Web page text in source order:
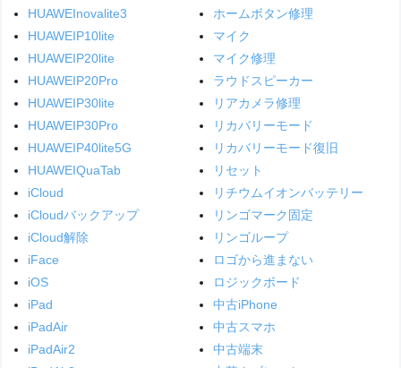
HUAWEInovalite3
HUAWEIP10lite
HUAWEIP20lite
HUAWEIP20Pro
HUAWEIP30lite
HUAWEIP30Pro
HUAWEIP40lite5G
HUAWEIQuaTab
iCloud
iCloudバックアップ
iCloud解除
iFace
iOS
iPad
iPadAir
iPadAir2
ホームボタン修理
マイク
マイク修理
ラウドスピーカー
リアカメラ修理
リカバリーモード
リカバリーモード復旧
リセット
リチウムイオンバッテリー
リンゴマーク固定
リンゴループ
ロゴから進まない
ロジックボード
中古iPhone
中古スマホ
中古端末